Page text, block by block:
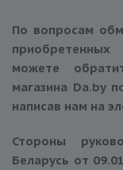
По вопросам
можете
магазина Da.by
написав нам на
Стороны
Беларусь от